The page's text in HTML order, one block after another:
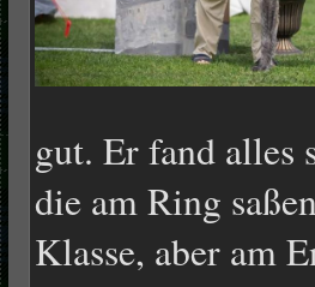
gut. Er fand alles
die am Ring
Klasse, aber am